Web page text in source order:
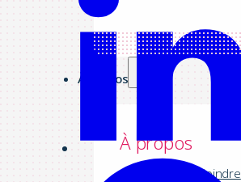
À propos
À propos
Société Nous rejoindre